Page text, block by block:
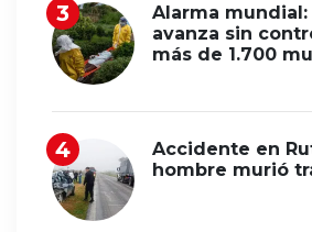
Alarma
avanza sin
más de 1.700
Accidente en
hombre murió